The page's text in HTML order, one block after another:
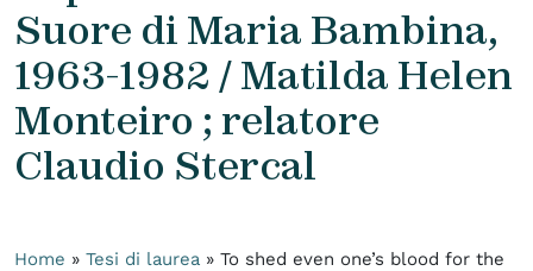
Suore di Maria Bambina,
1963-1982 / Matilda Helen
Monteiro ; relatore
Claudio Stercal
Home » Tesi di laurea » To shed even one’s blood for the